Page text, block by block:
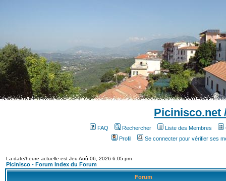
Picinisco.net
FAQ Rechercher Liste des Membres
Profil
Se connecter pour vérifier ses
La date/heure actuelle est Jeu Aoû 06, 2026 6:05 pm
Picinisco - Forum Index du Forum
Forum